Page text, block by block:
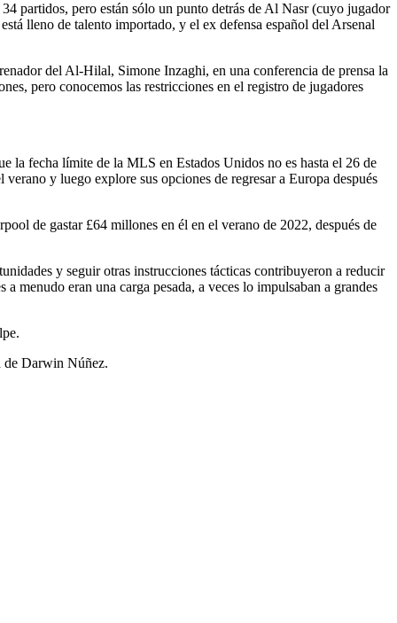
partidos, pero están sólo un punto detrás de Al Nasr (cuyo jugador
lleno de talento importado, y el ex defensa español del Arsenal
del Al-Hilal, Simone Inzaghi, en una conferencia de prensa la
pero conocemos las restricciones en el registro de jugadores
la fecha límite de la MLS en Estados Unidos no es hasta el 26 de
y luego explore sus opciones de regresar a Europa después
de gastar £64 millones en él en el verano de 2022, después de
y seguir otras instrucciones tácticas contribuyeron a reducir
menudo eran una carga pesada, a veces lo impulsaban a grandes
de Darwin Núñez.